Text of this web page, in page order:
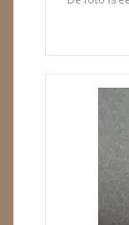
HANGERS